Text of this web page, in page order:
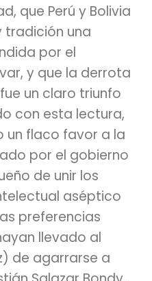
que Perú y Bolivia
tradición una
por el
y que la derrota
un claro triunfo
con esta lectura,
un flaco favor a la
por el gobierno
de unir los
aséptico
preferencias
llevado al
de agarrarse a